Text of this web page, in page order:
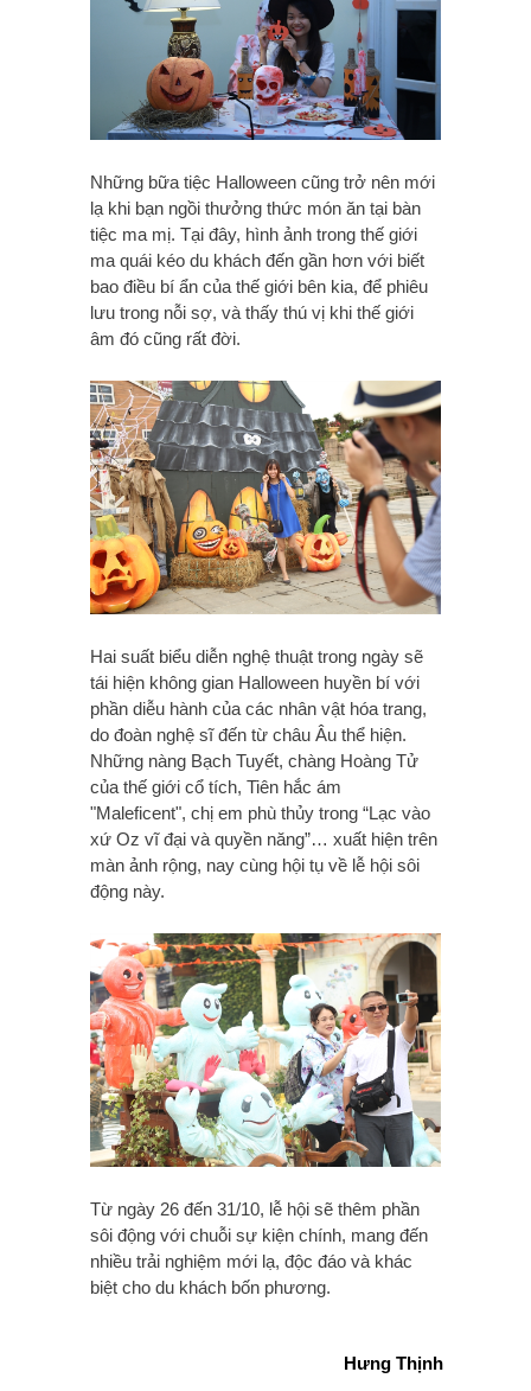
Những bữa tiệc Halloween cũng trở nên mới
lạ khi bạn ngồi thưởng thức món ăn tại bàn
tiệc ma mị. Tại đây, hình ảnh trong thế giới
ma quái kéo du khách đến gần hơn với biết
bao điều bí ẩn của thế giới bên kia, để phiêu
lưu trong nỗi sợ, và thấy thú vị khi thế giới
âm đó cũng rất đời.
Hai suất biểu diễn nghệ thuật trong ngày sẽ
tái hiện không gian Halloween huyền bí với
phần diễu hành của các nhân vật hóa trang,
do đoàn nghệ sĩ đến từ châu Âu thể hiện.
Những nàng Bạch Tuyết, chàng Hoàng Tử
của thế giới cổ tích, Tiên hắc ám
"Maleficent", chị em phù thủy trong “Lạc vào
xứ Oz vĩ đại và quyền năng”… xuất hiện trên
màn ảnh rộng, nay cùng hội tụ về lễ hội sôi
động này.
Từ ngày 26 đến 31/10, lễ hội sẽ thêm phần
sôi động với chuỗi sự kiện chính, mang đến
nhiều trải nghiệm mới lạ, độc đáo và khác
biệt cho du khách bốn phương.
Hưng Thịnh